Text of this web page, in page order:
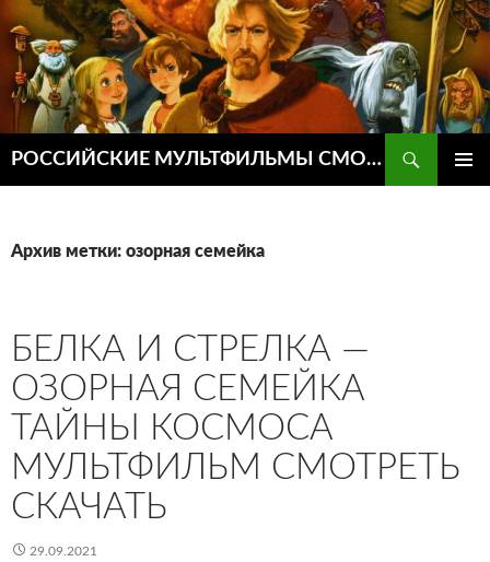
РОССИЙСКИЕ МУЛЬТФИЛЬМЫ СМОТРЕТЬ ОНЛАЙН
Архив метки: озорная семейка
БЕЛКА И СТРЕЛКА —
ОЗОРНАЯ СЕМЕЙКА
ТАЙНЫ КОСМОСА
МУЛЬТФИЛЬМ СМОТРЕТЬ
СКАЧАТЬ
29.09.2021